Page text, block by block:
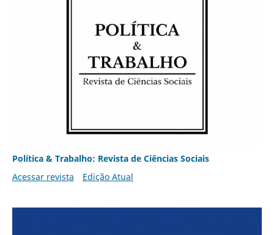
Política & Trabalho: Revista de Ciências Sociais
Acessar revista
Edição Atual